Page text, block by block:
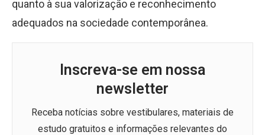
quanto à sua valorização e reconhecimento
adequados na sociedade contemporânea.
Inscreva-se em nossa
newsletter
Receba notícias sobre vestibulares, materiais de
estudo gratuitos e informações relevantes do